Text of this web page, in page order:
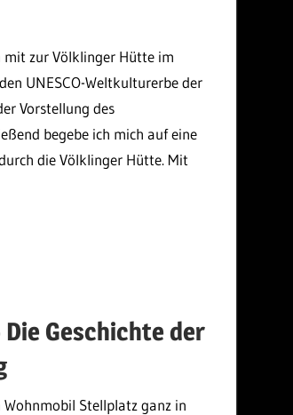
mit zur Völklinger Hütte im
UNESCO-Weltkulturerbe der
Vorstellung des
begebe ich mich auf eine
die Völklinger Hütte. Mit
Geschichte der
Wohnmobil Stellplatz ganz in